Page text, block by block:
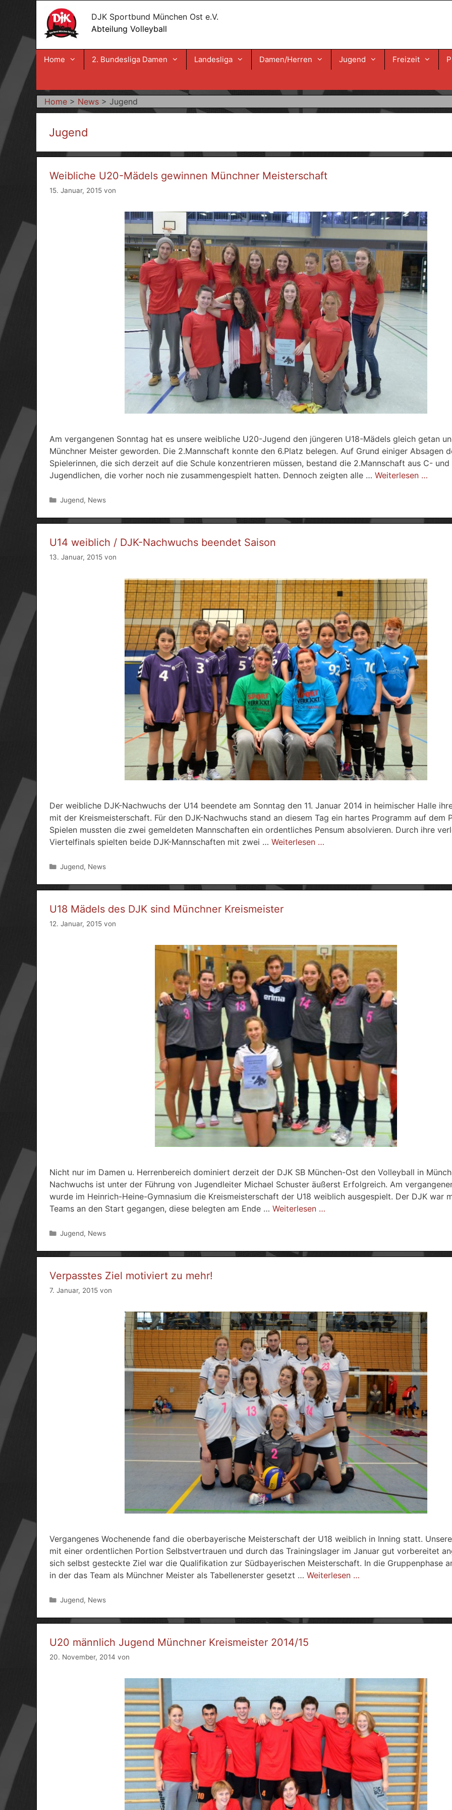
DJK Sportbund München Ost e.V.
Abteilung Volleyball
Home 2. Bundesliga Damen Landesliga Damen/Herren Jugend Freizeit
Home > News > Jugend
Jugend
Weibliche U20-Mädels gewinnen Münchner Meisterschaft
15. Januar, 2015 von
Am vergangenen Sonntag hat es unsere weibliche U20-Jugend den jüngeren U18-Mädels gleich getan
Münchner Meister geworden. Die 2.Mannschaft konnte den 6.Platz belegen. Auf Grund einiger Absagen
Spielerinnen, die sich derzeit auf die Schule konzentrieren müssen, bestand die 2.Mannschaft aus C- und
Jugendlichen, die vorher noch nie zusammengespielt hatten. Dennoch zeigten alle … Weiterlesen …
Kategorien
Jugend, News
U14 weiblich / DJK-Nachwuchs beendet Saison
13. Januar, 2015 von
Der weibliche DJK-Nachwuchs der U14 beendete am Sonntag den 11. Januar 2014 in heimischer Halle
mit der Kreismeisterschaft. Für den DJK-Nachwuchs stand an diesem Tag ein hartes Programm auf dem
Spielen mussten die zwei gemeldeten Mannschaften ein ordentliches Pensum absolvieren. Durch ihre
Viertelfinals spielten beide DJK-Mannschaften mit zwei … Weiterlesen …
Kategorien
Jugend, News
U18 Mädels des DJK sind Münchner Kreismeister
12. Januar, 2015 von
Nicht nur im Damen u. Herrenbereich dominiert derzeit der DJK SB München-Ost den Volleyball in
Nachwuchs ist unter der Führung von Jugendleiter Michael Schuster äußerst Erfolgreich. Am
wurde im Heinrich-Heine-Gymnasium die Kreismeisterschaft der U18 weiblich ausgespielt. Der DJK war
Teams an den Start gegangen, diese belegten am Ende … Weiterlesen …
Kategorien
Jugend, News
Verpasstes Ziel motiviert zu mehr!
7. Januar, 2015 von
Vergangenes Wochenende fand die oberbayerische Meisterschaft der U18 weiblich in Inning statt.
mit einer ordentlichen Portion Selbstvertrauen und durch das Trainingslager im Januar gut vorbereitet
sich selbst gesteckte Ziel war die Qualifikation zur Südbayerischen Meisterschaft. In die Gruppenphase
in der das Team als Münchner Meister als Tabellenerster gesetzt … Weiterlesen …
Kategorien
Jugend, News
U20 männlich Jugend Münchner Kreismeister 2014/15
20. November, 2014 von